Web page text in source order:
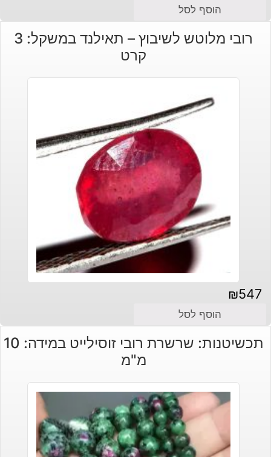
הוסף לסל
רובי מלוטש לשיבוץ – תאילנד במשקל: 3
קרט
₪547
הוסף לסל
תכשיטנות: שרשרת רובי זוסילייט במידה: 10
מ"מ